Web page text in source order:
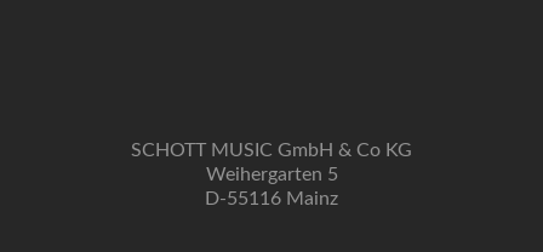
SCHOTT MUSIC GmbH & Co KG
Weihergarten 5
D-55116 Mainz